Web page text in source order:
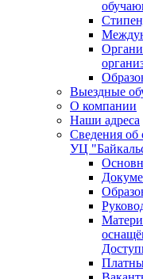
Выездные
О компании
Наши адреса
Сведения об
УЦ